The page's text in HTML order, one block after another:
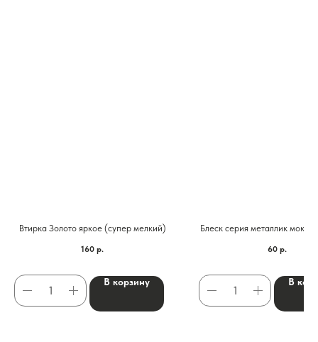
Втирка Золото яркое (супер мелкий)
160 р.
В корзину
Блеск серия металлик
60 р.
В